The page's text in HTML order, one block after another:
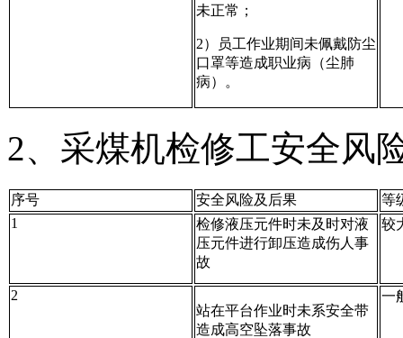
未正常；
2）员工作业期间未佩戴防尘
口罩等造成职业病（尘肺
病）。
2、采煤机检修工安全风
序号 安全风险及后果
等
1
检修液压元件时未及时对液
压元件进行卸压造成伤人事
故
较
2
站在平台作业时未系安全带
造成高空坠落事故
一